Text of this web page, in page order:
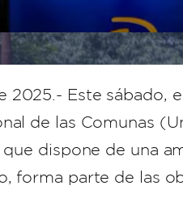
2025.- Este
de las Comunas
dispone de una
forma parte de las